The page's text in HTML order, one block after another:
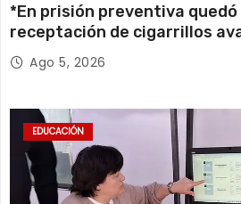
*En prisión preventiva
receptación de cigarrillos
millones*
Ago 5, 2026
EDUCACIÓN